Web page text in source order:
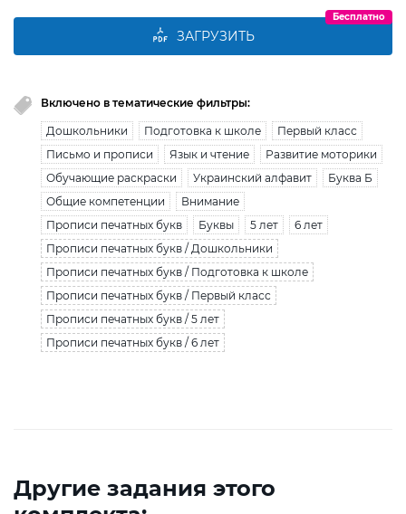
ЗАГРУЗИТЬ
Бесплатно
Включено в тематические фильтры:
Дошкольники Подготовка к школе
Первый класс
Письмо и прописи
Язык и чтение
Развитие моторики
Обучающие раскраски
Украинский алфавит
Буква Б
Общие компетенции
Внимание
Прописи печатных букв
Буквы 5 лет
6 лет
Прописи печатных букв / Дошкольники
Прописи печатных букв / Подготовка к школе
Прописи печатных букв / Первый класс
Прописи печатных букв / 5 лет
Прописи печатных букв / 6 лет
Другие задания этого